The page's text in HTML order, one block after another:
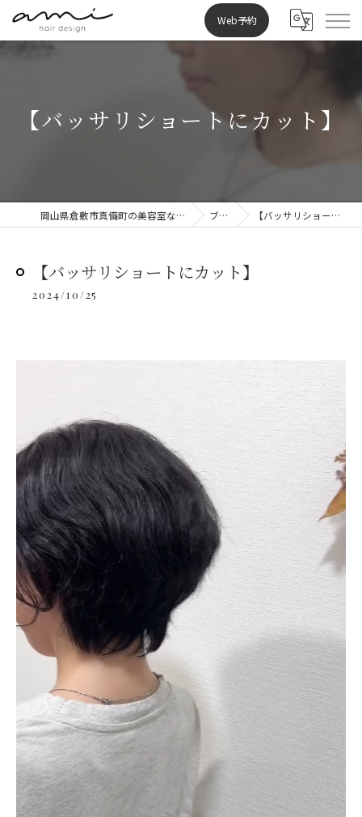
Web予約
【バッサリショートにカット】
岡山県倉敷市真備町の美容室ならami hair design ブログ 【バッサリショートにカット】
【バッサリショートにカット】
2024/10/25